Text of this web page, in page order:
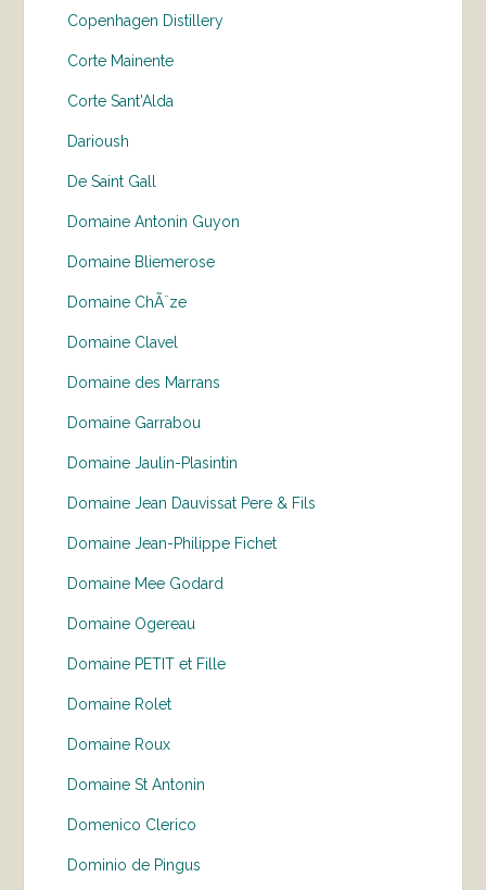
Copenhagen Distillery
Corte Mainente
Corte Sant'Alda
Darioush
De Saint Gall
Domaine Antonin Guyon
Domaine Bliemerose
Domaine ChÃ¨ze
Domaine Clavel
Domaine des Marrans
Domaine Garrabou
Domaine Jaulin-Plasintin
Domaine Jean Dauvissat Pere & Fils
Domaine Jean-Philippe Fichet
Domaine Mee Godard
Domaine Ogereau
Domaine PETIT et Fille
Domaine Rolet
Domaine Roux
Domaine St Antonin
Domenico Clerico
Dominio de Pingus